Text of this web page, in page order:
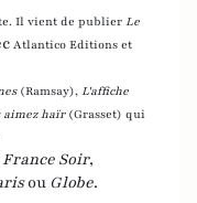
Il vient de publier Le
Atlantico Editions et
(Ramsay), L'affiche
aimez haïr (Grasset) qui
France Soir,
ou Globe.